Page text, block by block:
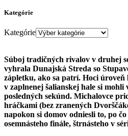
Kategórie
Kategórie
Súboj tradičných rivalov v druhej
vyhrala Dunajská Streda so
zápletku, ako sa patrí. Hoci
v zaplnenej šalianskej hale si
posledných sekúnd. Michalovce
hráčkami (bez zranených
napokon si domov odniesli to, po
osemnásteho finále, štrnásteho v